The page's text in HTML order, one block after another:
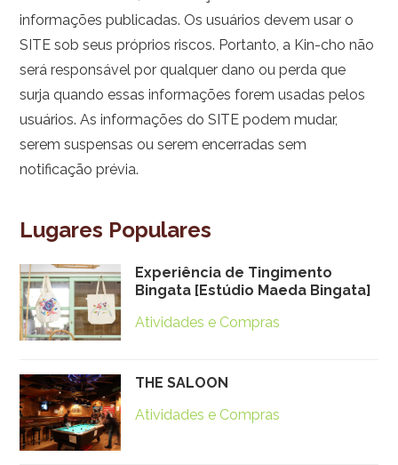
informações publicadas. Os usuários devem usar o
SITE sob seus próprios riscos. Portanto, a Kin-cho não
será responsável por qualquer dano ou perda que
surja quando essas informações forem usadas pelos
usuários. As informações do SITE podem mudar,
serem suspensas ou serem encerradas sem
notificação prévia.
Lugares Populares
Experiência de Tingimento
Bingata [Estúdio Maeda Bingata]
Atividades e Compras
THE SALOON
Atividades e Compras